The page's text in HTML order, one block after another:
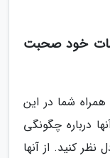
خود صحبت
شما در این
درباره چگونگی
کنید. از آنها